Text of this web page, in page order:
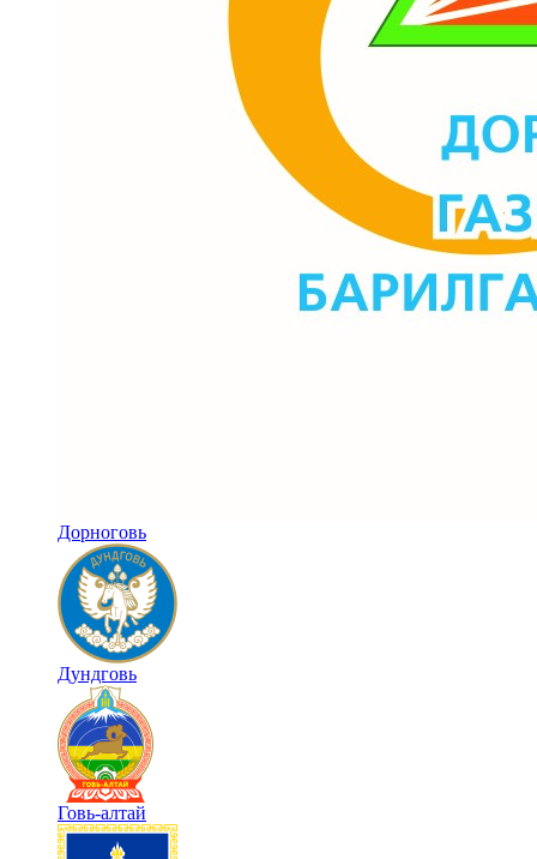
Дорноговь
Дундговь
Говь-алтай